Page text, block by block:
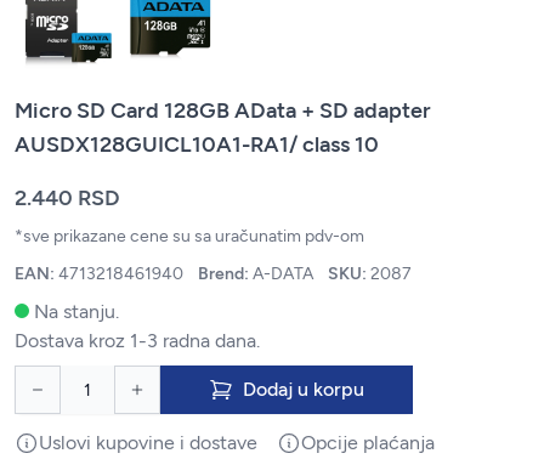
Micro SD Card 128GB AData + SD adapter
AUSDX128GUICL10A1-RA1/ class 10
2.440 RSD
*sve prikazane cene su sa uračunatim pdv-om
EAN: 4713218461940 Brend: A-DATA SKU: 2087
Na stanju.
Dostava kroz 1-3 radna dana.
Dodaj u korpu
Uslovi kupovine i dostave Opcije plaćanja